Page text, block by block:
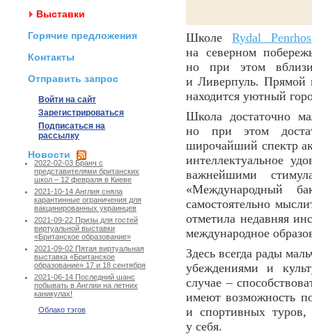
Выставки
Горячие предложения
Контакты
Отправить запрос
Войти на сайт
Зарегистрироваться
Подписаться на
рассылку
Новости
2022-02-03 Бранч с
представителями британских
школ – 12 февраля в Киеве
2021-10-14 Англия сняла
карантинные ограничения для
вакцинированных украинцев
2021-09-22 Призы для гостей
виртуальной выставки
«Британское образование»
2021-09-02 Пятая виртуальная
выставка «Британское
образование» 17 и 18 сентября
2021-06-14 Последний шанс
побывать в Англии на летних
каникулах!
Облако тэгов
ШколеRydal Penrhos
на северном
но при этом
и Ливерпуль. Прямой
находится уютный
Школа достаточно
но при этом
широчайший спектр
интеллектуальное
важнейшими
«Международный
самостоятельно
отметила недавняя
международное
Здесь всегда рады
убеждениями и
случае –
имеют возможность
и спортивных
у себя.